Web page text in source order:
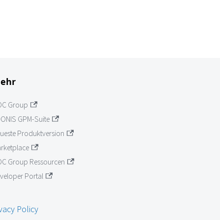
Group
GPM-Suite
Produktversion
Group Ressourcen
Portal
Policy